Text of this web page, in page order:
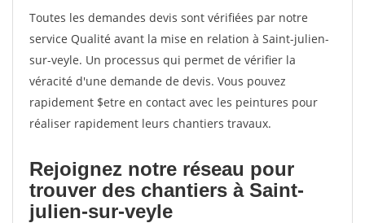
Toutes les demandes devis sont vérifiées par notre
service Qualité avant la mise en relation à Saint-julien-
sur-veyle. Un processus qui permet de vérifier la
véracité d'une demande de devis. Vous pouvez
rapidement $etre en contact avec les peintures pour
réaliser rapidement leurs chantiers travaux.
Rejoignez notre réseau pour
trouver des chantiers à Saint-
julien-sur-veyle